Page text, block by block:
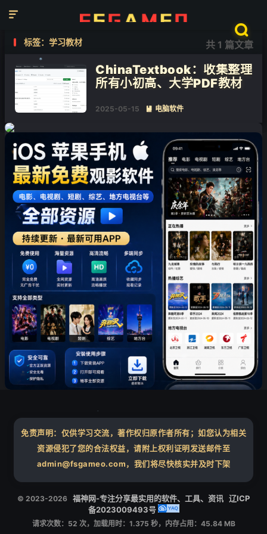


共 1 篇文章
标签：学习教材
ChinaTextbook：收集整理
所有小初高、大学PDF教材
2025-05-15  电脑软件
免责声明：仅供学习交流，著作权归原作者所有；如您认为相关
资源侵犯了您的合法权益，请附上权利证明发送邮件至
admin@fsgameo.com，我们将尽快核实并及时下架
© 2023-2026 福神网-专注分享最实用的软件、工具、资讯 辽ICP
备2023009493号
请求次数：52 次，加载用时：1.375 秒，内存占用：45.84 MB
❄